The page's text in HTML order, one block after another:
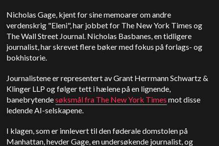
Nicholas Gage, kjent for sine memoarer om andre
verdenskrig "Eleni", har jobbet for The New York Times og
The Wall Street Journal. Nicholas Basbanes, en tidligere
journalist, har skrevet flere bøker med fokus på forlags- og
bokhistorie.
Journalistene er representert av Grant Herrmann Schwartz &
Klinger LLP og følger tett i hælene på en lignende,
banebrytendesøksmål fra The New York Times mot disse
ledende AI-selskapene.
I klagen, som er innlevert til den føderale domstolen på
Manhattan, hevder Gage, en undersøkende journalist, og